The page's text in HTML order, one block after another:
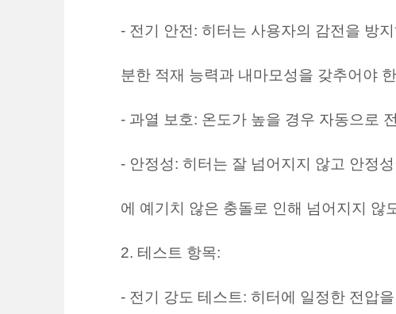
- 전기 안전: 히터는 사용자의 감전을 방
분한 적재 능력과 내마모성을 갖추어야
- 과열 보호: 온도가 높을 경우 자동으로
- 안정성: 히터는 잘 넘어지지 않고 안정
에 예기치 않은 충돌로 인해 넘어지지 않
2. 테스트 항목:
- 전기 강도 테스트: 히터에 일정한 전압